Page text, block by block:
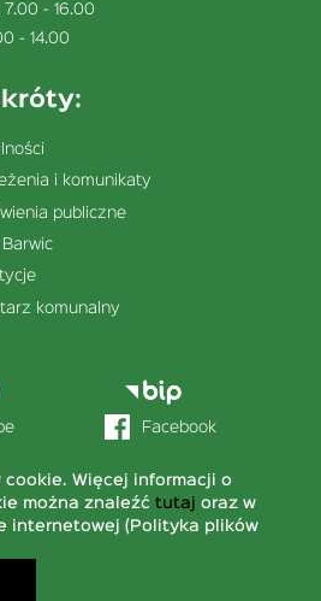
Więcej informacji o
można znaleźćtutaj oraz w
internetowej (Polityka plików
7.00 - 16.00
- 14.00
i komunikaty
publiczne
Barwic
komunalny
Facebook
Miejski w Barwicach
dostępności
plików cookies